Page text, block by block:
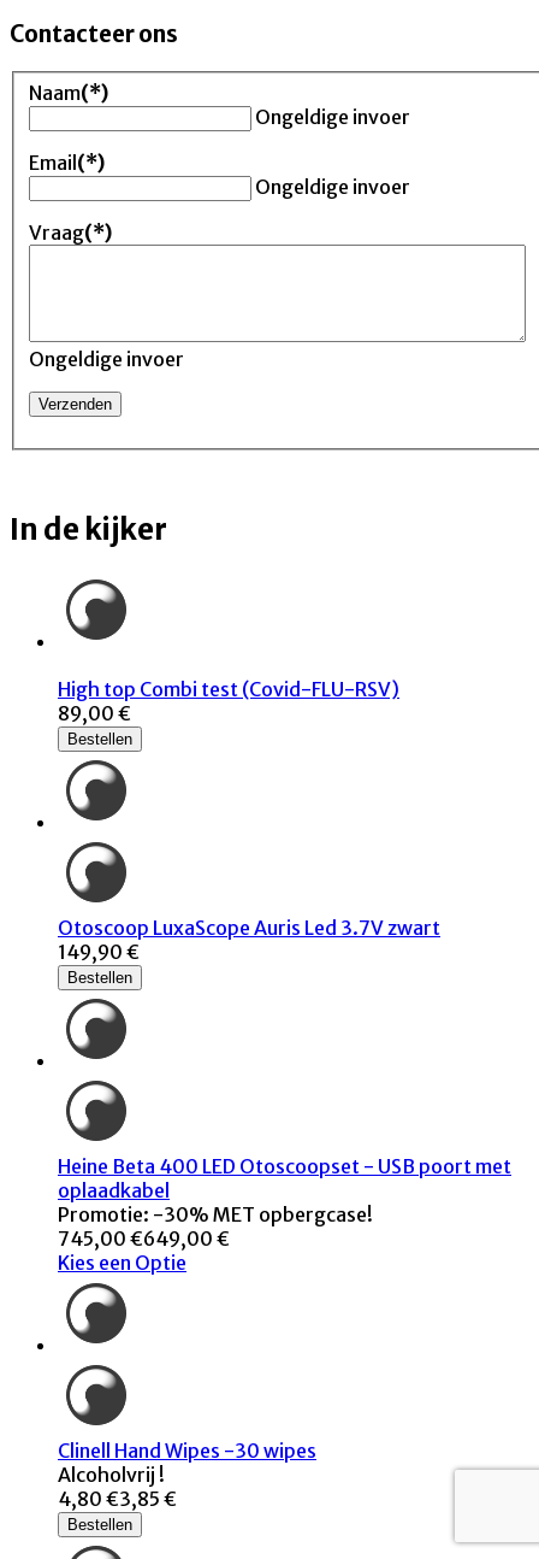
Contacteer ons
Naam(*)
Ongeldige invoer
Email(*)
Ongeldige invoer
Vraag(*)
Ongeldige invoer
In de kijker
High top Combi test (Covid-FLU-RSV)
89,00 €
Bestellen
Otoscoop LuxaScope Auris Led 3.7V zwart
149,90 €
Bestellen
Heine Beta 400 LED Otoscoopset - USB poort met
oplaadkabel
Promotie: -30% MET opbergcase!
745,00 €649,00 €
Kies een Optie
Clinell Hand Wipes -30 wipes
Alcoholvrij !
4,80 €3,85 €
Bestellen